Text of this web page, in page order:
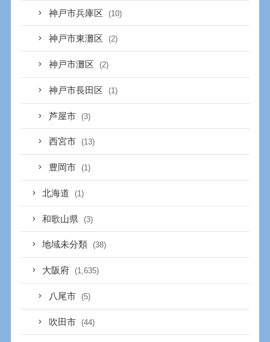
神戸市兵庫区 (10)
神戸市東灘区 (2)
神戸市灘区 (2)
神戸市長田区 (1)
芦屋市 (3)
西宮市 (13)
豊岡市 (1)
北海道 (1)
和歌山県 (3)
地域未分類 (38)
大阪府 (1,635)
八尾市 (5)
吹田市 (44)